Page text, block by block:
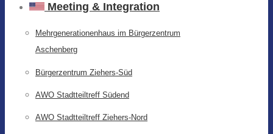
Meeting & Integration
Mehrgenerationenhaus im Bürgerzentrum
Aschenberg
Bürgerzentrum Ziehers-Süd
AWO Stadtteiltreff Südend
AWO Stadtteiltreff Ziehers-Nord